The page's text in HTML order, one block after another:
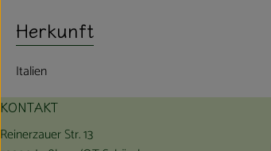
Herkunft
Italien
KONTAKT
Reinerzauer Str. 13